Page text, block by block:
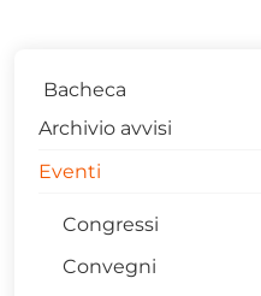
Bacheca
Archivio avvisi
Eventi
Congressi
Convegni